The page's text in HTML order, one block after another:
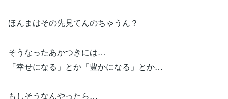
ほんまはその先見てんのちゃうん？
そうなったあかつきには…
「幸せになる」とか「豊かになる」とか…
もしそうなんやったら…